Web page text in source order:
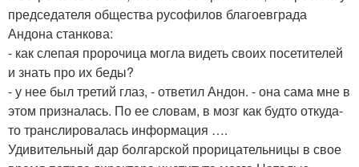
председателя общества русофилов благоевграда
Андона станкова:
- как слепая пророчица могла видеть своих посетителей
и знать про их беды?
- у нее был третий глаз, - ответил Андон. - она сама мне в
этом призналась. По ее словам, в мозг как будто откуда-
то транслировалась информация ….
Удивительный дар болгарской прорицательницы в свое